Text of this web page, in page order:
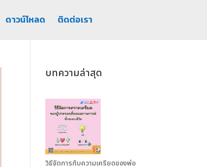
ดาวน์โหลด ติดต่อเรา
บทความล่าสุด
วิธีจัดการกับความเครียดของพ่อ